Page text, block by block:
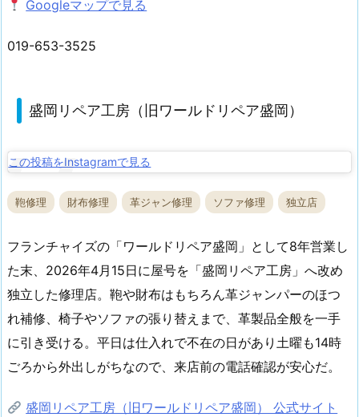
Googleマップで見る
019-653-3525
盛岡リペア工房（旧ワールドリペア盛岡）
この投稿をInstagramで見る
鞄修理 財布修理 革ジャン修理 ソファ修理 独立店
フランチャイズの「ワールドリペア盛岡」として8年営業し
た末、2026年4月15日に屋号を「盛岡リペア工房」へ改め
独立した修理店。鞄や財布はもちろん革ジャンパーのほつ
れ補修、椅子やソファの張り替えまで、革製品全般を一手
に引き受ける。平日は仕入れで不在の日があり土曜も14時
ごろから外出しがちなので、来店前の電話確認が安心だ。
盛岡リペア工房（旧ワールドリペア盛岡） 公式サイト